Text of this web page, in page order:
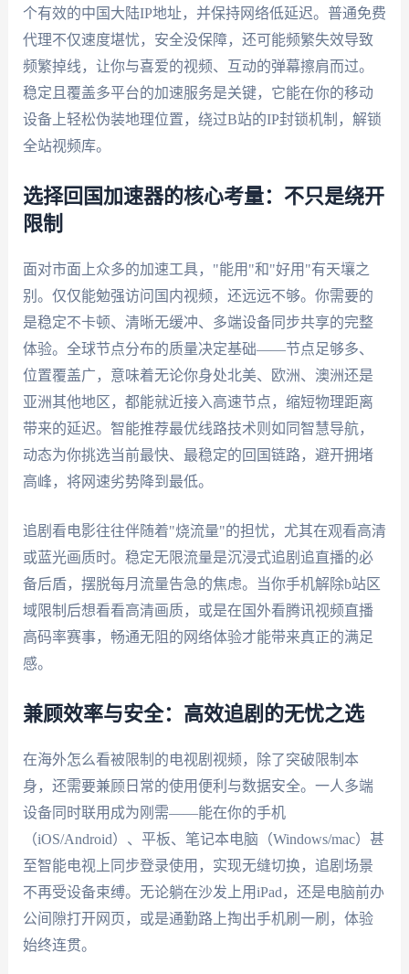
个有效的中国大陆IP地址，并保持网络低延迟。普通免费
代理不仅速度堪忧，安全没保障，还可能频繁失效导致
频繁掉线，让你与喜爱的视频、互动的弹幕擦肩而过。
稳定且覆盖多平台的加速服务是关键，它能在你的移动
设备上轻松伪装地理位置，绕过B站的IP封锁机制，解锁
全站视频库。
选择回国加速器的核心考量：不只是绕开
限制
面对市面上众多的加速工具，"能用"和"好用"有天壤之
别。仅仅能勉强访问国内视频，还远远不够。你需要的
是稳定不卡顿、清晰无缓冲、多端设备同步共享的完整
体验。全球节点分布的质量决定基础——节点足够多、
位置覆盖广，意味着无论你身处北美、欧洲、澳洲还是
亚洲其他地区，都能就近接入高速节点，缩短物理距离
带来的延迟。智能推荐最优线路技术则如同智慧导航，
动态为你挑选当前最快、最稳定的回国链路，避开拥堵
高峰，将网速劣势降到最低。
追剧看电影往往伴随着"烧流量"的担忧，尤其在观看高清
或蓝光画质时。稳定无限流量是沉浸式追剧追直播的必
备后盾，摆脱每月流量告急的焦虑。当你手机解除b站区
域限制后想看看高清画质，或是在国外看腾讯视频直播
高码率赛事，畅通无阻的网络体验才能带来真正的满足
感。
兼顾效率与安全：高效追剧的无忧之选
在海外怎么看被限制的电视剧视频，除了突破限制本
身，还需要兼顾日常的使用便利与数据安全。一人多端
设备同时联用成为刚需——能在你的手机
（iOS/Android）、平板、笔记本电脑（Windows/mac）甚
至智能电视上同步登录使用，实现无缝切换，追剧场景
不再受设备束缚。无论躺在沙发上用iPad，还是电脑前办
公间隙打开网页，或是通勤路上掏出手机刷一刷，体验
始终连贯。